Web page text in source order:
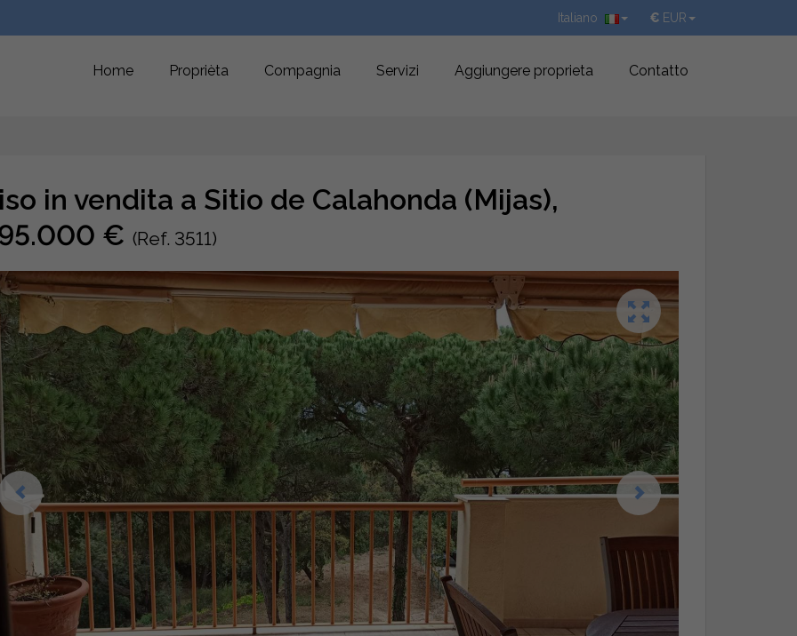
€ EUR
Italiano
Home Proprièta Compagnia Servizi Aggiungere proprieta Contatto
in vendita a Sitio de Calahonda (Mijas),
€ (Ref. 3511)